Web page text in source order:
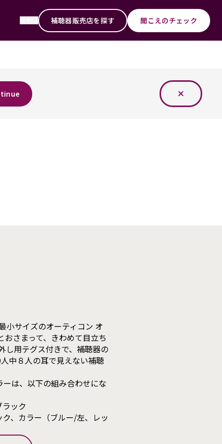
補聴器販売店を探す 聞こえのチェック
小サイズのオーティコン オ
さまって、きわめて目立ち
し用テグス付きで、補聴器の
中８人の耳で見えない補聴
は、以下の組み合わせにな
ック
、カラー（ブルー/左、レッ